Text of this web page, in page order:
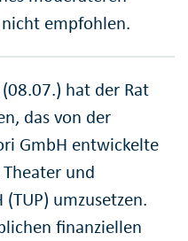
empfohlen.
hat der Rat
das von der
GmbH entwickelte
und
umzusetzen.
finanziellen